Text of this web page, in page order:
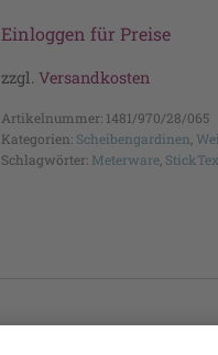
Einloggen für Preise
zzgl. Versandkosten
Artikelnummer: 1481/970/28/065
Kategorien: Scheibengardinen,
Schlagwörter: Meterware,